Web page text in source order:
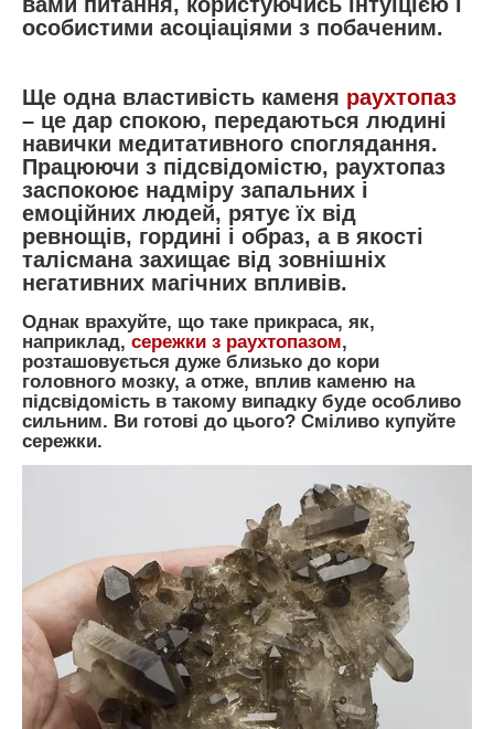
особистими асоціаціями з побаченим.
Ще одна властивість каменя раухтопаз
– це дар спокою, передаються людині
навички медитативного споглядання.
Працюючи з підсвідомістю, раухтопаз
заспокоює надміру запальних і
емоційних людей, рятує їх від
ревнощів, гордині і образ, а в якості
талісмана захищає від зовнішніх
негативних магічних впливів.
Однак врахуйте, що таке прикраса, як,
наприклад, сережки з раухтопазом,
розташовується дуже близько до кори
головного мозку, а отже, вплив каменю на
підсвідомість в такому випадку буде особливо
сильним. Ви готові до цього? Сміливо купуйте
сережки.